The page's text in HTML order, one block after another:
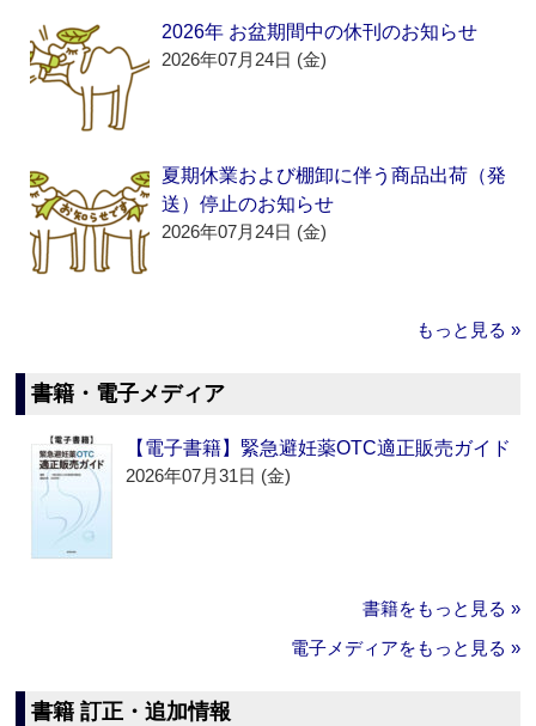
2026年 お盆期間中の休刊のお知らせ
2026年07月24日 (金)
夏期休業および棚卸に伴う商品出荷（発
送）停止のお知らせ
2026年07月24日 (金)
もっと見る »
書籍・電子メディア
【電子書籍】緊急避妊薬OTC適正販売ガイド
2026年07月31日 (金)
書籍をもっと見る »
電子メディアをもっと見る »
書籍 訂正・追加情報